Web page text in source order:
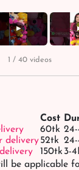
▶
1 / 40 videos
Cost
60tk 24-
delivery52tk 24-
150tk3-
be applicable